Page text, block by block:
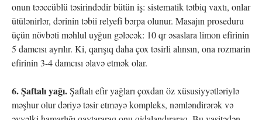
onun təəccüblü təsirindədir bütün iş: sistematik tətbiq vaxtı, onlar
ütülənirlər, dərinin təbii relyefi bərpa olunur. Masajın proseduru
üçün növbəti məhlul uyğun gələcək: 10 qr əsaslara limon efirinin
5 damcısı ayrılır. Ki, qarışıq daha çox təsirli alınsın, ona rozmarin
efirinin 3-4 damcısı əlavə etmək olar.
6. Şaftalı yağı.Şaftalı efir yağları çoxdan öz xüsusiyyətləriylə
məşhur olur dəriyə təsir etməyə kompleks, nəmləndirərək və